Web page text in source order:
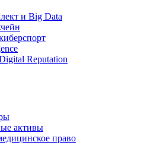
и Big Data
Reputation
активы
право